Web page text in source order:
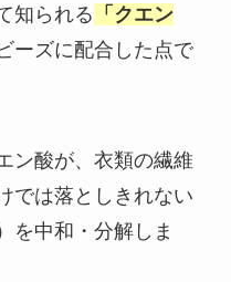
知られる 「クエン
ーズに配合した点で
ン酸が、衣類の繊維
では落としきれない
を中和・分解しま